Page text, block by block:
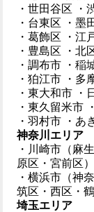
・世田谷区
・
・台東区
・墨
・葛飾区
・江
・豊島区
・北
・調布市
・稲
・狛江市
・多
・東大和市
・
・東久留米市
・羽村市
・あ
神奈川エリア
・川崎市（麻
原区・宮前区）
・横浜市（神
筑区・西区・鶴
埼玉エリア